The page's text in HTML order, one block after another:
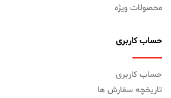
محصولات ویژه
حساب کاربری
حساب کاربری
تاریخچه سفارش ها